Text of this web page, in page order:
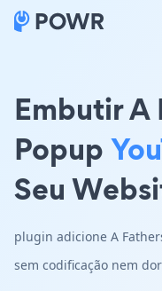
Embutir A
Popup
Seu
plugin adicione A
sem codificação nem